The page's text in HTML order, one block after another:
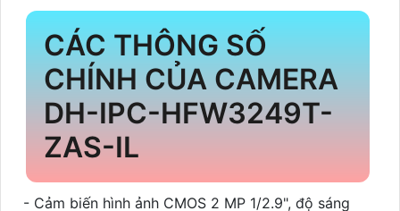
CÁC THÔNG SỐ
CHÍNH CỦA CAMERA
DH-IPC-HFW3249T-
ZAS-IL
- Cảm biến hình ảnh CMOS 2 MP 1/2.9", độ sáng